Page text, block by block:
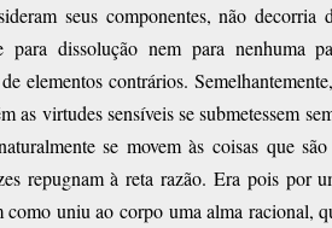
seus componentes, não
para dissolução nem para nenhuma
elementos contrários.
as virtudes sensíveis se submetessem
se movem às coisas que
repugnam à reta razão. Era pois por
como uniu ao corpo uma alma racional,